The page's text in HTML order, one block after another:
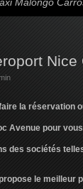
Nice
la réservation
Avenue pour
des sociétés
le meilleur